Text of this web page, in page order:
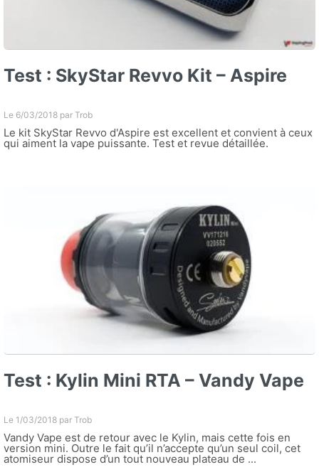
Test : SkyStar Revvo Kit – Aspire
Le 6/03/2018 par Trob
Le kit SkyStar Revvo d'Aspire est excellent et convient à ceux
qui aiment la vape puissante. Test et revue détaillée.
Test : Kylin Mini RTA – Vandy Vape
Le 1/03/2018 par Trob
Vandy Vape est de retour avec le Kylin, mais cette fois en
version mini. Outre le fait qu’il n’accepte qu’un seul coil, cet
atomiseur dispose d’un tout nouveau plateau de ...